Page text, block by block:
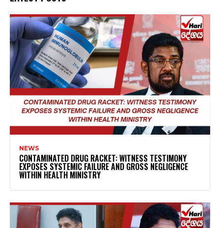
NEWS
CONTAMINATED DRUG RACKET: WITNESS TESTIMONY
EXPOSES SYSTEMIC FAILURE AND GROSS NEGLIGENCE
WITHIN HEALTH MINISTRY